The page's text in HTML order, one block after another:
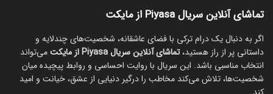
تماشای آنلاین سریال Piyasa از مایکت
اگر به دنبال یک درام ترکی با فضای عاشقانه، شخصیت‌های چندلایه و
داستانی پر از راز هستید،تماشای آنلاین سریال Piyasa از مایکت
می‌تواند
انتخاب مناسبی باشد. این سریال با روایت احساسی و روابط پیچیده میان
شخصیت‌ها، تلاش می‌کند مخاطب را درگیر دنیایی از عشق، خیانت و امید